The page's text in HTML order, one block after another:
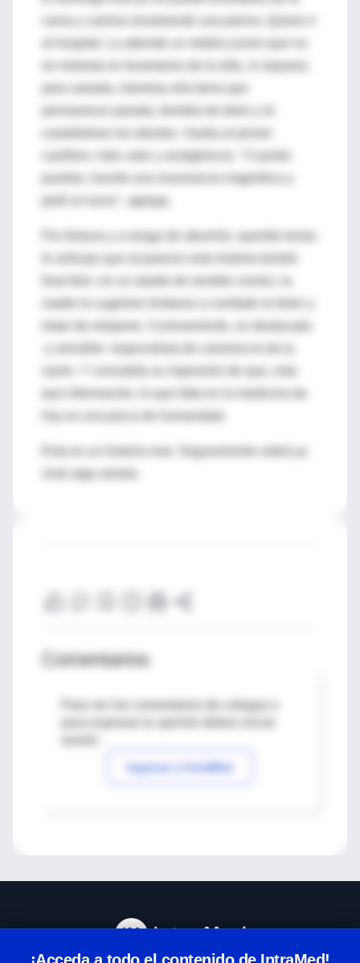
casillero: más calor y analgésicos. "Cuando
puedas, hacete una resonancia magnética y
pedí un turno", agrega.
Por fortuna y a riesgo de aburrirlo, querido lector,
madre le sugiriere limitarse a combatir el dolor y
Esta es un historia real. Seguramente usted ya
vivió algo similar.
Comentarios
Para ver los comentarios de colegas o
Ingresar a IntraMed